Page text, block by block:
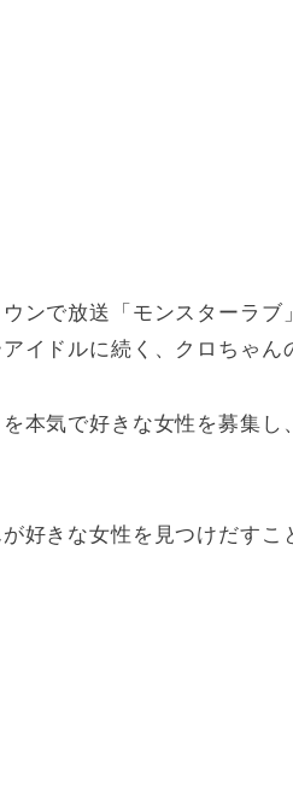
ンで放送「モンスターラ
イドルに続く、クロちゃん
本気で好きな女性を募集
好きな女性を見つけだすこ